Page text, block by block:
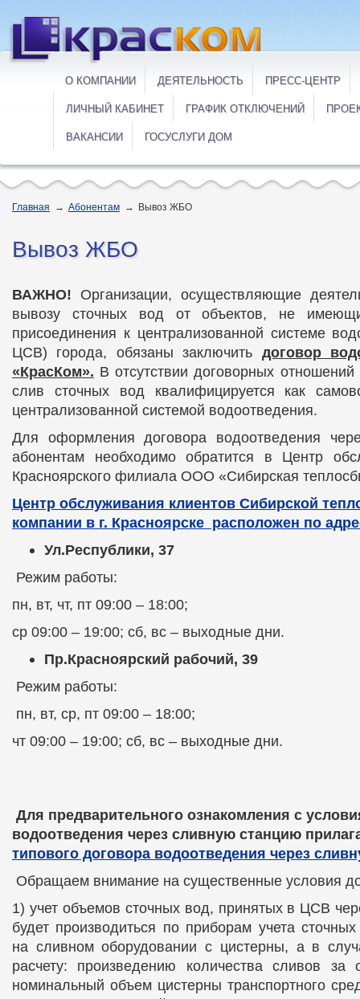
О КОМПАНИИ ДЕЯТЕЛЬНОСТЬ ПРЕСС-ЦЕНТР
ЛИЧНЫЙ КАБИНЕТ ГРАФИК ОТКЛЮЧЕНИЙ
ВАКАНСИИ ГОСУСЛУГИ ДОМ
Главная → Абонентам → Вывоз ЖБО
Вывоз ЖБО
ВАЖНО! Организации, осуществляющие
вывозу сточных вод от объектов, не
присоединения к централизованной системе
ЦСВ) города, обязаны заключить договор
«КрасКом». В отсутствии договорных
слив сточных вод квалифицируется как
централизованной системой водоотведения.
Для оформления договора водоотведения
абонентам необходимо обратится в Центр
Красноярского филиала ООО «Сибирская
Центр обслуживания клиентов Сибирской
компании в г. Красноярске расположен по
Ул.Республики, 37
Режим работы:
пн, вт, чт, пт 09:00 – 18:00;
ср 09:00 – 19:00; сб, вс – выходные дни.
Пр.Красноярский рабочий, 39
Режим работы:
пн, вт, ср, пт 09:00 – 18:00;
чт 09:00 – 19:00; сб, вс – выходные дни.
Для предварительного ознакомления с
водоотведения через сливную станцию
типового договора водоотведения через
Обращаем внимание на существенные условия
1) учет объемов сточных вод, принятых в ЦСВ
будет производиться по приборам учета
на сливном оборудовании с цистерны, а в
расчету: произведению количества сливов за
номинальный объем цистерны транспортного